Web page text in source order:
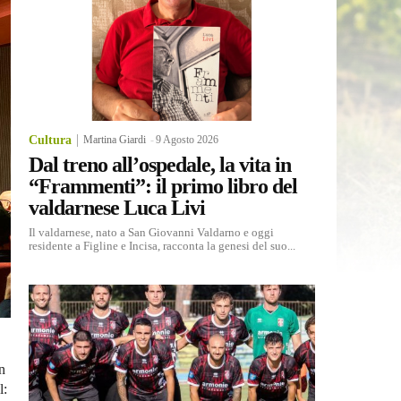
Cultura Martina Giardi -9 Agosto 2026
Dal treno all’ospedale, la vita in
“Frammenti”: il primo libro del
valdarnese Luca Livi
Il valdarnese, nato a San Giovanni Valdarno e oggi
residente a Figline e Incisa, racconta la genesi del suo...